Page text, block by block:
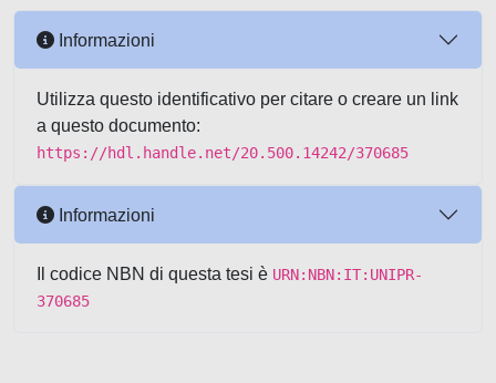
Informazioni
Utilizza questo identificativo per citare o creare un link
a questo documento:
https://hdl.handle.net/20.500.14242/370685
Informazioni
Il codice NBN di questa tesi è URN:NBN:IT:UNIPR-
370685